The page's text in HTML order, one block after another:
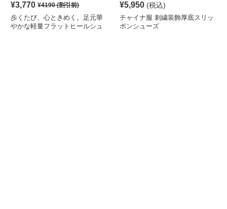
¥3,770 ¥4190(割引前)
歩くたび、心ときめく。足元華
やかな軽量フラットヒールシュ
¥5,950 (税込)
チャイナ服 刺繍装飾厚底スリッ
ポンシューズ